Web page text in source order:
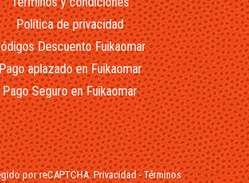
Política de privacidad
Descuento Fuikaomar
aplazado en Fuikaomar
Pago Seguro en Fuikaomar
por reCAPTCHA.Privacidad-Términos